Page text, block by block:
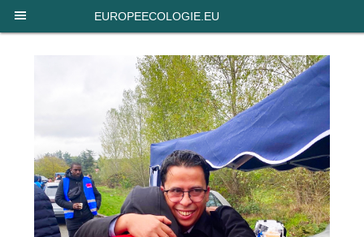
EUROPEECOLOGIE.EU